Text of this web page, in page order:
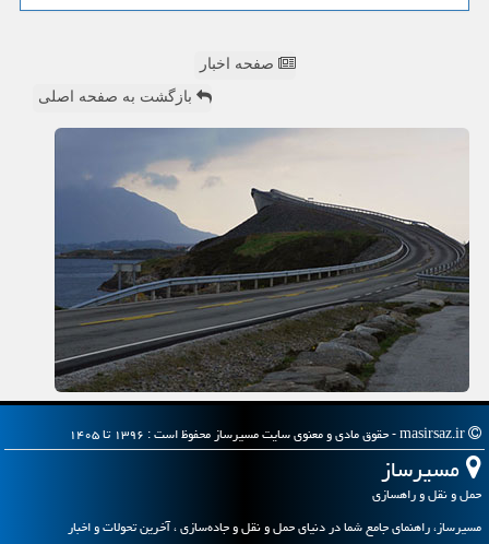
صفحه اخبار
بازگشت به صفحه اصلی
مسیرساز
حمل و نقل و راهسازی
مسیرساز، راهنمای جامع شما در دنیای حمل و نقل و جاده‌سازی ، آخرین تحولات و اخبار